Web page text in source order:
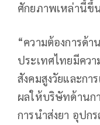
ศักยภาพเหล่านี้ขึ้
“ความต้องการด้
ประเทศไทยมีคว
สังคมสูงวัยและกา
ผลให้บริษัทด้านก
การนำส่งยา อุปก